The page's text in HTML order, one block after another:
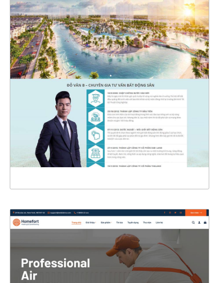
4722
CHI TIẾT
XEM THỰC TẾ